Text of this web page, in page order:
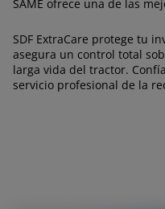
SAME ofrece una de las
SDF ExtraCare protege tu
asegura un control total
larga vida del tractor.
servicio profesional de la